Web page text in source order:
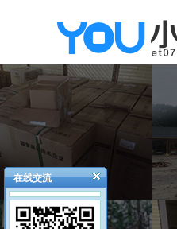
在线交流